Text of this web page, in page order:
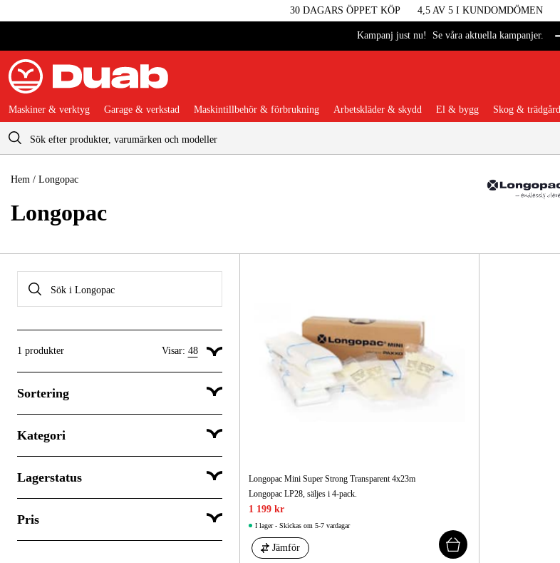
30 DAGARS ÖPPET KÖP 4,5 AV 5 I KUNDOMDÖMEN
Kampanj just nu! Se våra aktuella kampanjer.
Maskiner & verktyg Garage & verkstad Maskintillbehör & förbrukning Arbetskläder & skydd El & bygg Skog & trädgård
Hem / Longopac
Longopac
1 produkter Visar: 48
Visa 48 produkter per sida
Sortering
Popularitet
Kategori
Garage & verkstad
Lagerstatus
Skickas om mer än 5 vardagar
Pris
Longopac Mini Super Strong Transparent 4x23m
Longopac LP28, säljes i 4-pack.
1 199 kr
I lager - Skickas om 5-7 vardagar
Jämför